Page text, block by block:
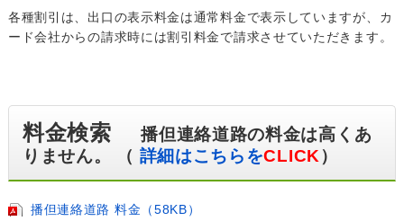
各種割引は、出口の表示料金は通常料金で表示していますが、カ
ード会社からの請求時には割引料金で請求させていただきます。
料金検索播但連絡道路の料金は高くあ
りません。 （ 詳細はこちらをCLICK ）
播但連絡道路 料金（58KB）